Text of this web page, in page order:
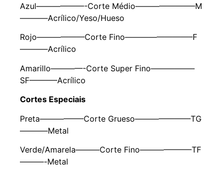
Azul——————-Corte Médio———————–M
———–Acrílico/Yeso/Hueso
Rojo——————Corte Fino————————–F
———–Acrílico
Amarillo————-Corte Super Fino—————–
SF———–Acrílico
Cortes Especiais
Preta—————–Corte Grueso———————TG
———–Metal
Verde/Amarela———Corte Fino——————–TF
———-Metal